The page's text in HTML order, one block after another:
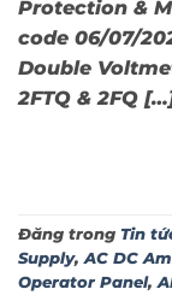
Protection &
code 06/07/
Double
2FTQ & 2FQ
Đăng trong Tin
Supply,AC DC
Operator Panel,